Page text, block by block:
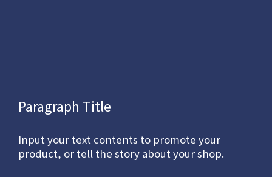
Paragraph Title
Input your text contents to promote your
product, or tell the story about your shop.